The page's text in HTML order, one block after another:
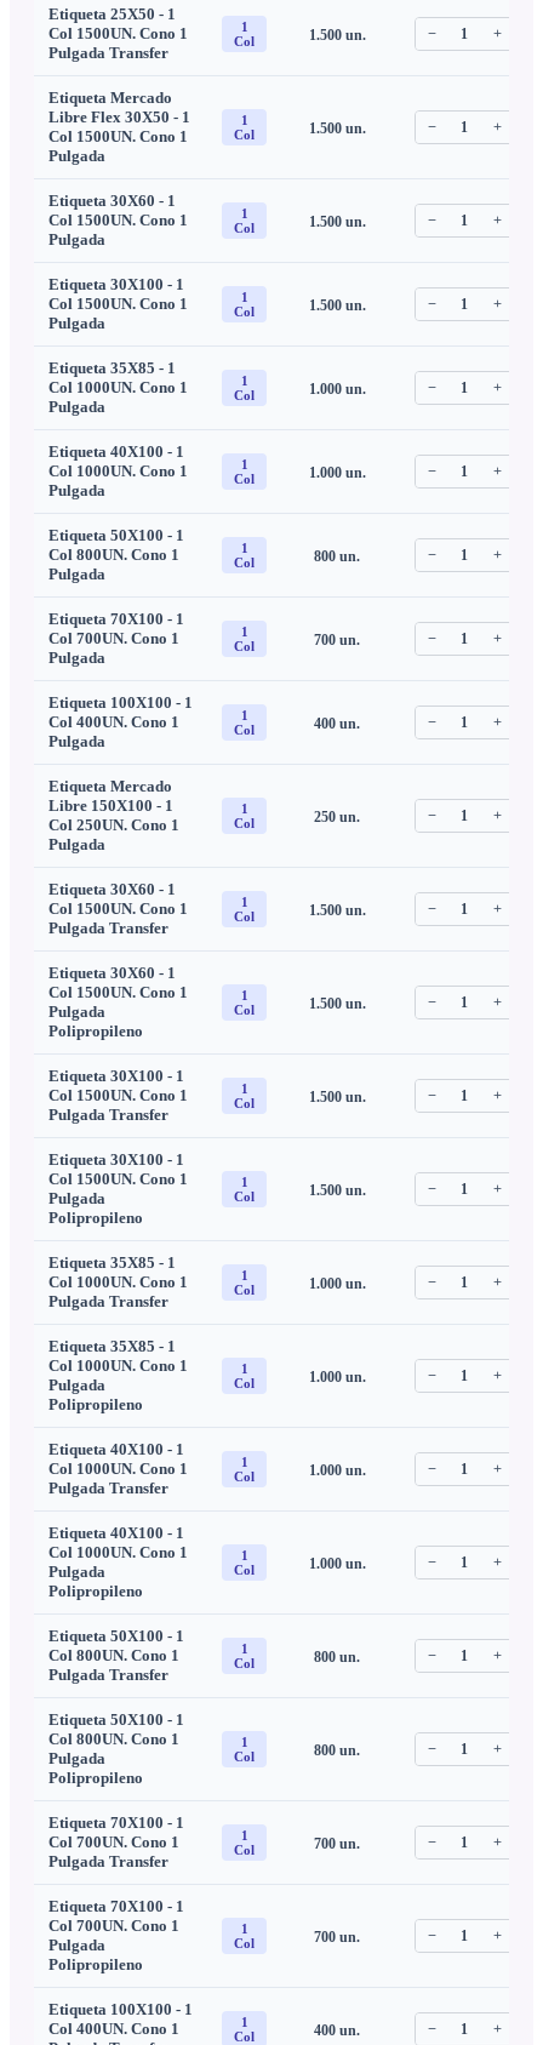
Etiqueta 25X50 - 1
Col 1500UN. Cono 1
Pulgada Transfer
1
Col
1.500un. − 1 +
Etiqueta Mercado
Libre Flex 30X50 - 1
Col 1500UN. Cono 1
Pulgada
1
Col
1.500un. − 1 +
Etiqueta 30X60 - 1
Col 1500UN. Cono 1
Pulgada
1
Col
1.500un. − 1 +
Etiqueta 30X100 - 1
Col 1500UN. Cono 1
Pulgada
1
Col
1.500un. − 1 +
Etiqueta 35X85 - 1
Col 1000UN. Cono 1
Pulgada
1
Col
1.000un. − 1 +
Etiqueta 40X100 - 1
Col 1000UN. Cono 1
Pulgada
1
Col
1.000un. − 1 +
Etiqueta 50X100 - 1
Col 800UN. Cono 1
Pulgada
1
Col
800 un. − 1 +
Etiqueta 70X100 - 1
Col 700UN. Cono 1
Pulgada
1
Col
700 un. − 1 +
Etiqueta 100X100 - 1
Col 400UN. Cono 1
Pulgada
1
Col
400 un. − 1 +
Etiqueta Mercado
Libre 150X100 - 1
Col 250UN. Cono 1
Pulgada
1
Col
250 un. − 1 +
Etiqueta 30X60 - 1
Col 1500UN. Cono 1
Pulgada Transfer
1
Col
1.500un. − 1 +
Etiqueta 30X60 - 1
Col 1500UN. Cono 1
Pulgada
Polipropileno
1
Col
1.500un. − 1 +
Etiqueta 30X100 - 1
Col 1500UN. Cono 1
Pulgada Transfer
1
Col
1.500un. − 1 +
Etiqueta 30X100 - 1
Col 1500UN. Cono 1
Pulgada
Polipropileno
1
Col
1.500un. − 1 +
Etiqueta 35X85 - 1
Col 1000UN. Cono 1
Pulgada Transfer
1
Col
1.000un. − 1 +
Etiqueta 35X85 - 1
Col 1000UN. Cono 1
Pulgada
Polipropileno
1
Col
1.000un. − 1 +
Etiqueta 40X100 - 1
Col 1000UN. Cono 1
Pulgada Transfer
1
Col
1.000un. − 1 +
Etiqueta 40X100 - 1
Col 1000UN. Cono 1
Pulgada
Polipropileno
1
Col
1.000un. − 1 +
Etiqueta 50X100 - 1
Col 800UN. Cono 1
Pulgada Transfer
1
Col
800 un. − 1 +
Etiqueta 50X100 - 1
Col 800UN. Cono 1
Pulgada
Polipropileno
1
Col
800 un. − 1 +
Etiqueta 70X100 - 1
Col 700UN. Cono 1
Pulgada Transfer
1
Col
700 un. − 1 +
Etiqueta 70X100 - 1
Col 700UN. Cono 1
Pulgada
Polipropileno
1
Col
700 un. − 1 +
Etiqueta 100X100 - 1
Col 400UN. Cono 1
1
Col
400 un. − 1 +